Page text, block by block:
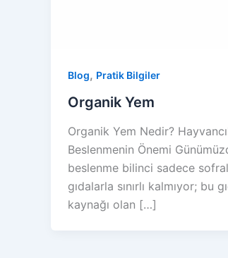
Blog, Pratik Bilgiler
Organik Yem
Organik Yem Nedir?
Beslenmenin Önemi
beslenme bilinci sadece
gıdalarla sınırlı kalmıyor; bu
kaynağı olan […]